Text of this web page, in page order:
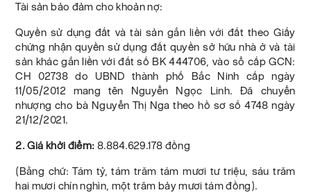
Tài sản bảo đảm cho khoản nợ:
Quyền sử dụng đất và tài sản gắn liền với đất theo Giấy
chứng nhận quyền sử dụng đất quyền sở hữu nhà ở và tài
sản khác gắn liền với đất số BK 444706, vào sổ cấp GCN:
CH 02738 do UBND thành phố Bắc Ninh cấp ngày
11/05/2012 mang tên Nguyễn Ngọc Linh. Đã chuyển
nhượng cho bà Nguyễn Thị Nga theo hồ sơ số 4748 ngày
21/12/2021.
2. Giá khởi điểm: 8.884.629.178 đồng
(Bằng chữ: Tám tỷ, tám trăm tám mươi tư triệu, sáu trăm
hai mươi chín nghìn, một trăm bảy mươi tám đồng).